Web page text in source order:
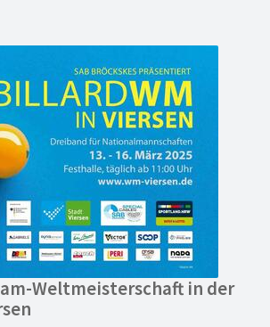
Weltmeisterschaft in der